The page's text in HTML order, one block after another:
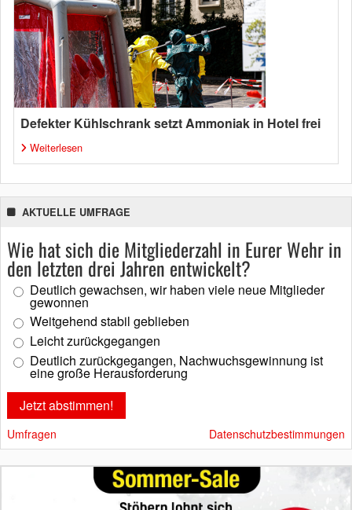
Defekter Kühlschrank setzt Ammoniak in Hotel frei
Weiterlesen
AKTUELLE UMFRAGE
Wie hat sich die Mitgliederzahl in Eurer Wehr in
den letzten drei Jahren entwickelt?
Deutlich gewachsen, wir haben viele neue Mitglieder
gewonnen
Weitgehend stabil geblieben
Leicht zurückgegangen
Deutlich zurückgegangen, Nachwuchsgewinnung ist
eine große Herausforderung
Umfragen Datenschutzbestimmungen